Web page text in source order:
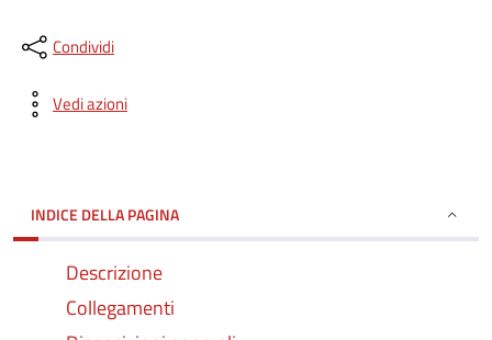
Condividi
Vedi azioni
INDICE DELLA PAGINA
Descrizione
Collegamenti